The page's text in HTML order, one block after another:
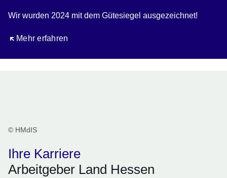
Wir wurden 2024 mit dem Gütesiegel ausgezeichnet!
Mehr erfahren
Öffnet sich in einem neuen Fenster
© HMdIS
Ihre Karriere
Arbeitgeber Land Hessen